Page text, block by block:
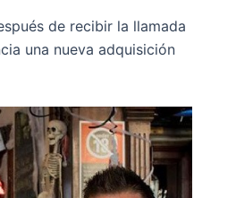
de recibir la llamada
una nueva adquisición